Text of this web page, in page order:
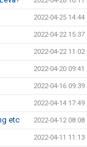
2022-04-25 14:44
2022-04-22 15:37
2022-04-22 11:02
2022-04-20 09:41
2022-04-16 09:39
2022-04-14 17:49
etc 2022-04-12 08:08
2022-04-11 11:13